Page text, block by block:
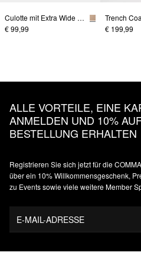
Culotte mit Extra Wide Leg
€ 99,99
€ 199,99
ALLE VORTEILE, EINE
ANMELDEN UND 10%
BESTELLUNG ERHALTEN
Registrieren Sie sich jetzt für die
über ein 10% Willkommensgeschenk,
zu Events sowie viele weitere Member
E-MAIL-ADRESSE